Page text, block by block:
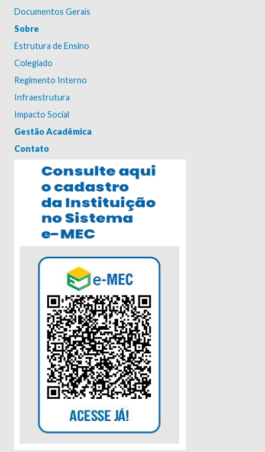
Documentos Gerais
Sobre
Estrutura de Ensino
Colegiado
Regimento Interno
Infraestrutura
Impacto Social
Gestão Acadêmica
Contato